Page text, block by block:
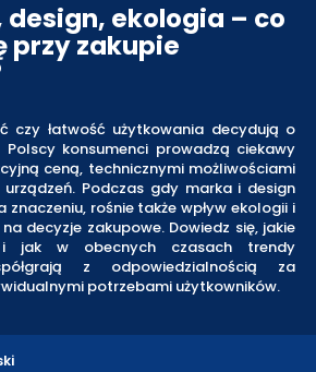
ekologia – co
przy zakupie
czy łatwość użytkowania decydują o
konsumenci prowadzą ciekawy
ceną, technicznymi możliwościami
urządzeń. Podczas gdy marka i design
rośnie także wpływ ekologii i
decyzje zakupowe. Dowiedz się, jakie
i jak w obecnych czasach trendy
z odpowiedzialnością za
potrzebami użytkowników.